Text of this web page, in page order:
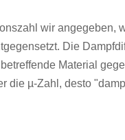
wir angegeben,
Die
Material
die µ-Zahl, desto